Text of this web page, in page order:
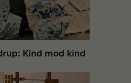
Kind mod kind